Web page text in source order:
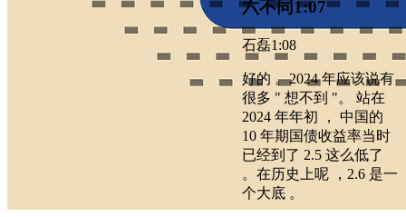
六不同1:07
石磊1:08
好的 。2024 年应该说有
很多 " 想不到 "。 站在
2024 年年初 ， 中国的
10 年期国债收益率当时
已经到了 2.5 这么低了
。在历史上呢 ，2.6 是一
个大底 。